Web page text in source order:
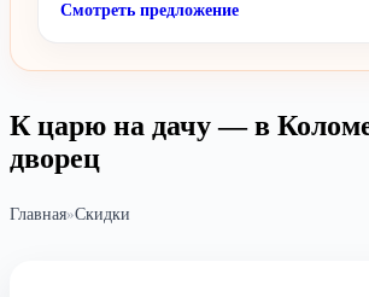
Смотреть предложение
К царю на дачу — в
дворец
Главная»Скидки